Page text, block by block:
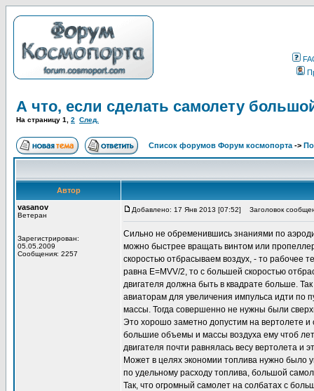
А что, если сделать самолету
На страницу 1 2 След.
Список форумов Форум космопорта ->
Автор
vasanov
Ветеран
Зарегистрирован:
05.05.2009
Сообщения: 2257
Добавлено: 17 Янв 2013 [07:52] Заголовок
Сильно не обременившись знаниями по
можно быстрее вращать винтом или
скоростью отбрасываем воздух, - то рабочее
равна E=MVV/2, то с большей скоростью
двигателя должна быть в квадрате больше.
авиаторам для увеличения импульса идти по
массы. Тогда совершенно не нужны были
Это хорошо заметно допустим на вертолете
большие объемы и массы воздуха ему чтоб
двигателя почти равнялась весу вертолета и
Может в целях экономии топлива нужно было
по удельному расходу топлива, большой
Так, что огромный самолет на солбатах с